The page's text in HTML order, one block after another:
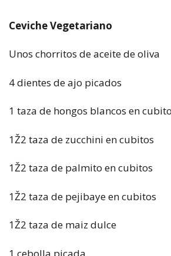
Ceviche Vegetariano
Unos chorritos de aceite de oliva
4 dientes de ajo picados
1 taza de hongos blancos en
1Ž2 taza de zucchini en cubitos
1Ž2 taza de palmito en cubitos
1Ž2 taza de pejibaye en cubitos
1Ž2 taza de maiz dulce
1 cebolla picada